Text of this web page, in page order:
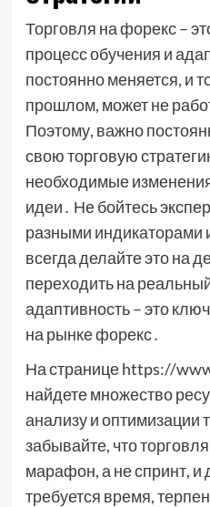
Торговля на форекс –
процесс обучения и
постоянно меняется, и
прошлом, может не
Поэтому, важно
свою торговую
необходимые
идеи․ Не бойтесь
разными индикаторами
всегда делайте это на
переходить на
адаптивность – это
на рынке форекс․
На странице https://
найдете множество
анализу и оптимизации
забывайте, что
марафон, а не спринт, и
требуется время,